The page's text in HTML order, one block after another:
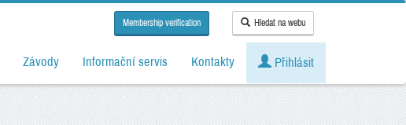
Membership verification Hledat na webu
Závody Informační servis Kontakty Přihlásit